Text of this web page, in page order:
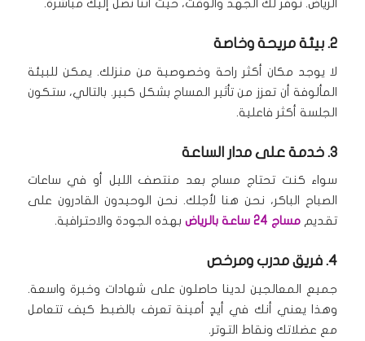
الرياض. نوفر لك الجهد والوقت، حيث أننا نصل إليك مباشرة.
2. بيئة مريحة وخاصة
لا يوجد مكان أكثر راحة وخصوصية من منزلك. يمكن للبيئة
المألوفة أن تعزز من تأثير المساج بشكل كبير. بالتالي، ستكون
الجلسة أكثر فاعلية.
3. خدمة على مدار الساعة
سواء كنت تحتاج مساج بعد منتصف الليل أو في ساعات
الصباح الباكر، نحن هنا لأجلك.نحن الوحيدون القادرون على
تقديم مساج 24 ساعة بالرياض بهذه الجودة والاحترافية.
4. فريق مدرب ومرخص
جميع المعالجين لدينا حاصلون على شهادات وخبرة واسعة.
وهذا يعني أنك في أيدٍ أمينة تعرف بالضبط كيف تتعامل
مع عضلاتك ونقاط التوتر.